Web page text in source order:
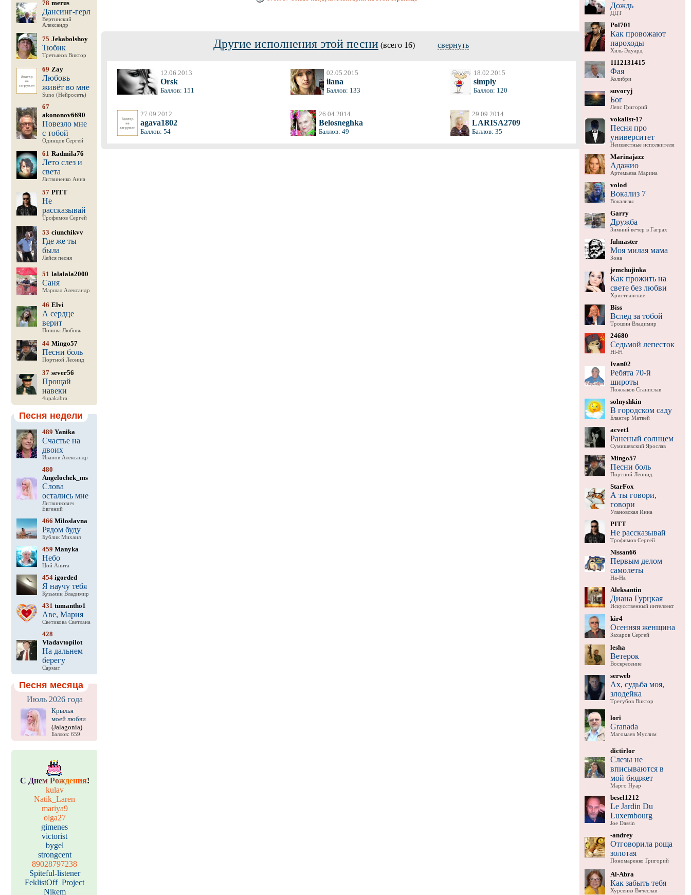
78 merus
Дансинг-герл
Вертинский
Александр
75 Jekabolshoy
Тюбик
Третьяков Виктор
69 Zay
Любовь
живёт во мне
Suno (Нейросеть)
67
akononov6690
Повезло мне
с тобой
Одинцов Сергей
61 Radmila76
Лето слез и
света
Литвиненко Анна
57 PITT
Не
рассказывай
Трофимов Сергей
53 ciunchikvv
Где же ты
была
Лейся песня
51 lalalala2000
Саня
Маршал Александр
46 Elvi
А сердце
верит
Попова Любовь
44 Mingo57
Песни боль
Портной Леонид
37 sever56
Прощай
навеки
4upakabra
Песня недели
489 Yanika
Счастье на
двоих
Иванов Александр
480
Angelochek_ms
Слова
остались мне
Литвинкович
Евгений
466 Miloslavna
Рядом буду
Бублик Михаил
459 Manyka
Небо
Цой Анита
454igorded
Я научу тебя
Кузьмин Владимир
431 tumantho1
Аве, Мария
Светикова Светлана
428
Vladavtopilot
На дальнем
берегу
Сармат
Песня месяца
Июль 2026 года
Крылья
моей любви
(Jalagonia)
Баллов: 659
С Днем Рождения!
kulav
Natik_Laren
mariya9
olga27
gimenes
victorist
bygel
strongcent
89028797238
Spiteful-listener
FeklistOff_Project
Nikem
Другие исполнения этой песни (всего 16) свернуть
12.06.2013
Orsk
Баллов: 151
02.05.2015
ilana
Баллов: 133
18.02.2015
simply
Баллов: 120
27.09.2012
agava1802
Баллов: 54
26.04.2014
Belosneghka
Баллов: 49
29.09.2014
LARISA2709
Баллов: 35
Дождь
ДДТ
Pol701
Как провожают
пароходы
Хиль Эдуард
1112131415
Фая
Колибри
suvoryj
Бог
Лепс Григорий
vokalist-17
Песня про
университет
Неизвестные исполнители
Marinajazz
Адажио
Артемьева Марина
volod
Вокализ 7
Вокализы
Garry
Дружба
Зимний вечер в Гаграх
fulmaster
Моя милая мама
Зона
jemchujinka
Как прожить на
свете без любви
Христианские
Biss
Вслед за тобой
Трошин Владимир
24680
Седьмой лепесток
Hi-Fi
Ivan02
Ребята 70-й
широты
Пожлаков Станислав
solnyshkin
В городском саду
Блантер Матвей
acvet1
Раненый солнцем
Сумишевский Ярослав
Mingo57
Песни боль
Портной Леонид
StarFox
А ты говори,
говори
Улановская Инна
PITT
Не рассказывай
Трофимов Сергей
Nissan66
Первым делом
самолеты
На-На
Aleksantin
Диана Гурцкая
Искусственный интеллект
kir4
Осенняя женщина
Захаров Сергей
lesha
Ветерок
Воскресение
serweb
Ах, судьба моя,
злодейка
Трегубов Виктор
lori
Granada
Магомаев Муслим
dictirlor
Слезы не
вписываются в
мой бюджет
Марго Нуар
besel1212
Le Jardin Du
Luxembourg
Joe Dassin
-andrey
Отговорила роща
золотая
Пономаренко Григорий
Al-Abra
Как забыть тебя
Хурсенко Вячеслав